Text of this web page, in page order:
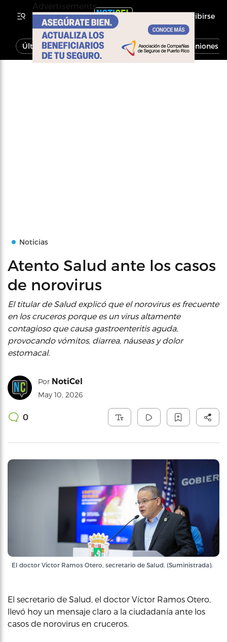
Inscribirse
Última Hora Noticias Economía Opiniones
Noticias
Atento Salud ante los casos
de norovirus
El titular de Salud explicó que el norovirus es frecuente
en los cruceros porque es un virus altamente
contagioso que causa gastroenteritis aguda,
provocando vómitos, diarrea, náuseas y dolor
estomacal.
Por NotiCel
May 10, 2026
0
El doctor Víctor Ramos Otero, secretario de Salud. (Suministrada).
El secretario de Salud, el doctor Víctor Ramos Otero,
llevó hoy un mensaje claro a la ciudadanía ante los
casos de norovirus en cruceros.
Advertisements